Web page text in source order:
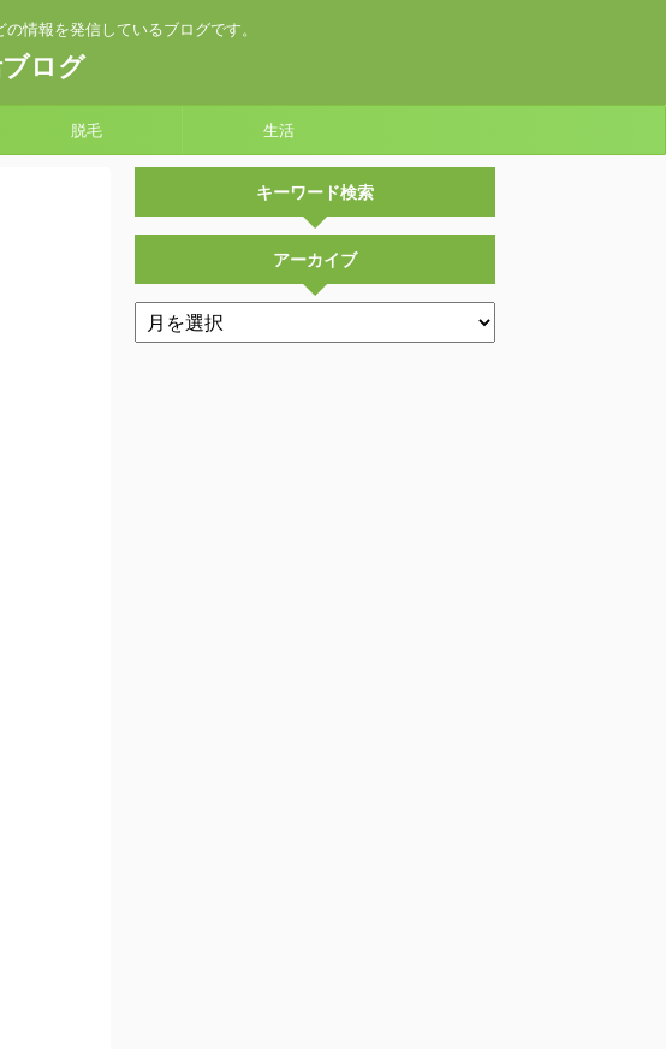
情報を発信しているブログです。
ログ
脱毛 生活
キーワード検索
アーカイブ